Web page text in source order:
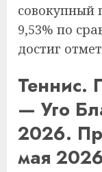
совокупный
9,53% по
достиг
Теннис.
— Уго
2026.
мая